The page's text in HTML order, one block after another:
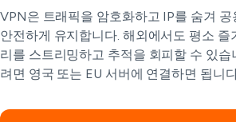
VPN은 트래픽을 암호화하고 IP를 숨겨
안전하게 유지합니다. 해외에서도 평소 즐
리를 스트리밍하고 추적을 회피할 수 있
려면 영국 또는 EU 서버에 연결하면 됩니